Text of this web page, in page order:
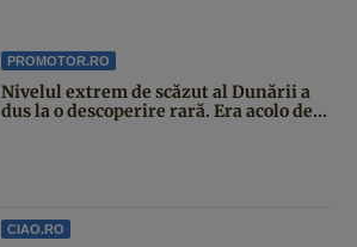
PROMOTOR.RO
Nivelul extrem de scăzut al Dunării a
dus la o descoperire rară. Era acolo de...
CIAO.RO